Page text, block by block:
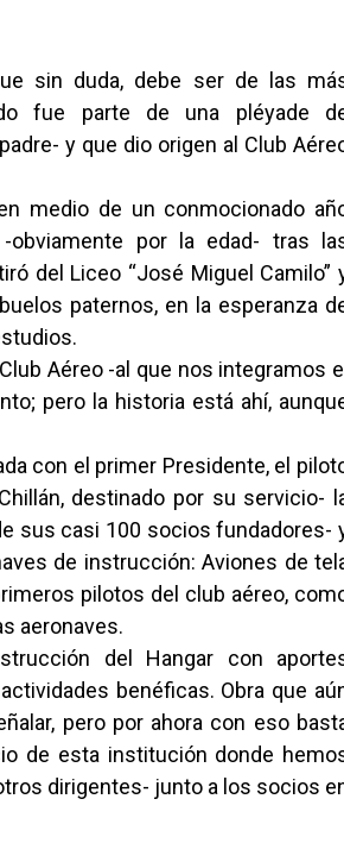
sin duda, debe ser de las
fue parte de una pléyade
y que dio origen al Club
medio de un conmocionado
por la edad- tras
del Liceo “José Miguel Camilo”
paternos, en la esperanza
Aéreo -al que nos integramos
pero la historia está ahí,
con el primer Presidente, el
destinado por su servicio-
sus casi 100 socios fundadores-
de instrucción: Aviones de
pilotos del club aéreo,
aeronaves.
del Hangar con
benéficas. Obra que
pero por ahora con eso
de esta institución donde
dirigentes- junto a los socios